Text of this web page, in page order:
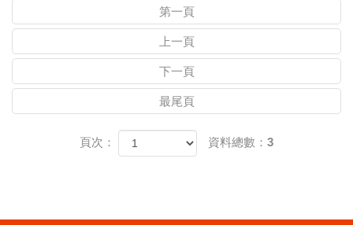
第一頁
上一頁
下一頁
最尾頁
頁次： 資料總數：3